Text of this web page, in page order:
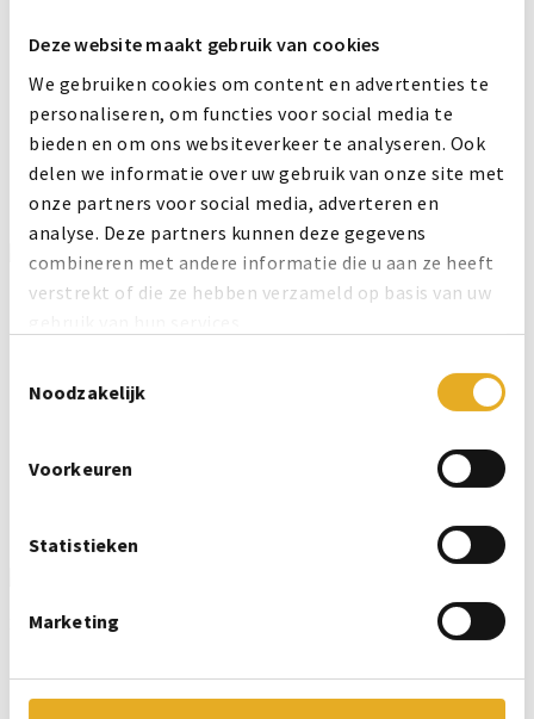
Deze website maakt gebruik van cookies
We gebruiken cookies om content en advertenties te
personaliseren, om functies voor social media te
bieden en om ons websiteverkeer te analyseren. Ook
delen we informatie over uw gebruik van onze site met
onze partners voor social media, adverteren en
analyse. Deze partners kunnen deze gegevens
combineren met andere informatie die u aan ze heeft
verstrekt of die ze hebben verzameld op basis van uw
Noodzakelijk
Voorkeuren
Statistieken
Marketing
66,50 Lees verder
12 Blikken met 10 Markus
Stroopwafels
€66,50 Toevoegen aan winkelwagen
Primaire
Sidebar
Informatie